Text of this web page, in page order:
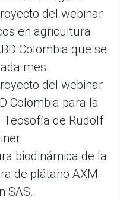
del webinar
en agricultura
Colombia que se
mes.
del webinar
Colombia para la
de Rudolf
biodinámica de la
de plátano AXM-
SAS.